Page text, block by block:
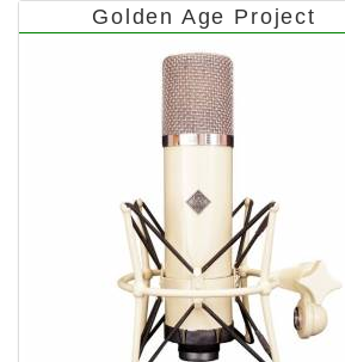
Golden Age Project